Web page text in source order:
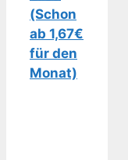
(Schon
ab 1,67€
für den
Monat)